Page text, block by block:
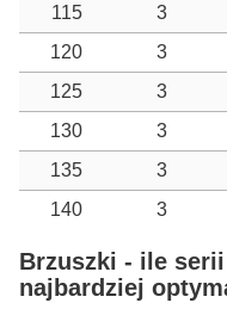
115
3
120
3
125
3
130
3
135
3
140
3
Brzuszki - ile
najbardziej